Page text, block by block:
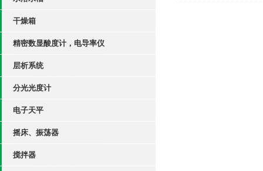
干燥箱
精密数显酸度计，电导率仪
层析系统
分光光度计
电子天平
摇床、振荡器
搅拌器